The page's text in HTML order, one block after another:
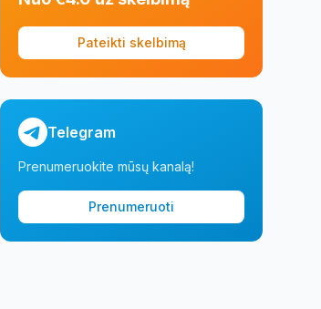
Pateikti skelbimą
Telegram
Prenumeruokite mūsų kanalą!
Prenumeruoti